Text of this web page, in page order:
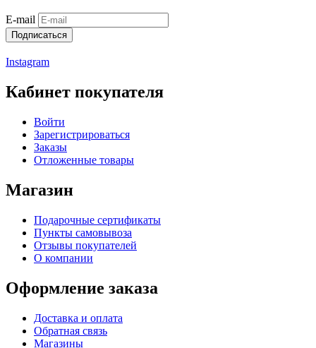
E-mail
Подписаться
Instagram
Кабинет покупателя
Войти
Зарегистрироваться
Заказы
Отложенные товары
Магазин
Подарочные сертификаты
Пункты самовывоза
Отзывы покупателей
О компании
Оформление заказа
Доставка и оплата
Обратная связь
Магазины